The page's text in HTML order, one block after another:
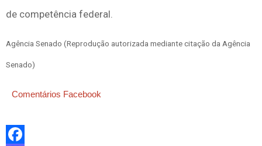
de competência federal.
Agência Senado (Reprodução autorizada mediante citação da Agência
Senado)
Comentários Facebook